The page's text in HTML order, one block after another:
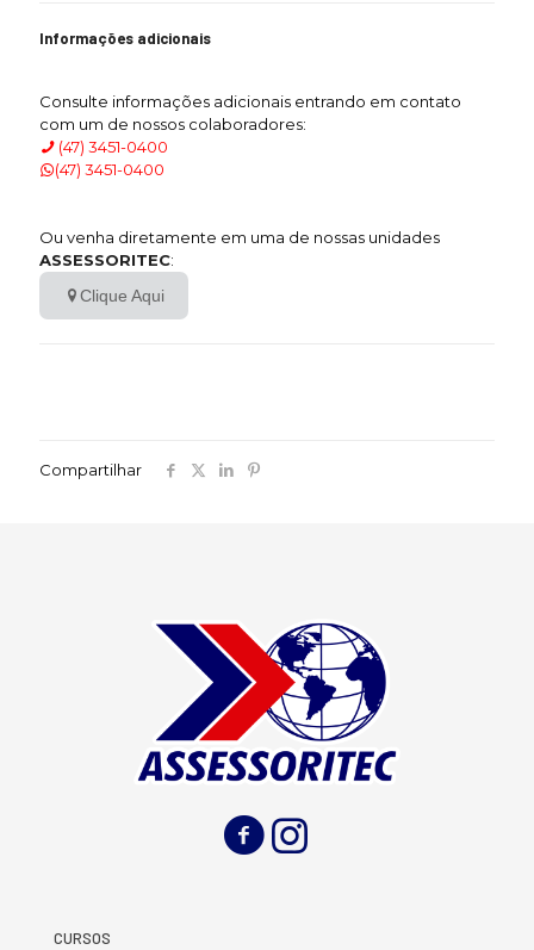
Informações adicionais
Consulte informações adicionais entrando em contato
com um de nossos colaboradores:
(47) 3451-0400
(47) 3451-0400
Ou venha diretamente em uma de nossas unidades
ASSESSORITEC:
Clique Aqui
Compartilhar
CURSOS